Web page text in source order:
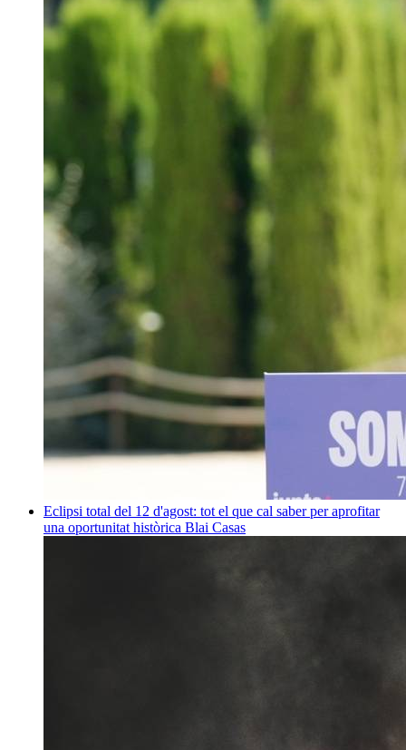
Eclipsi total del 12 d'agost: tot el que cal saber per aprofitar
una oportunitat històrica Blai Casas